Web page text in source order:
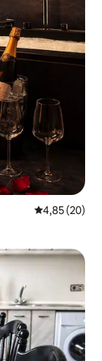
Évaluation
4,85 (20)